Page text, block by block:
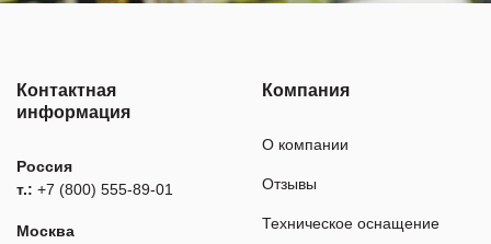
Контактная
информация
Россия
т.: +7 (800) 555-89-01
Москва
Компания
О компании
Отзывы
Техническое оснащение